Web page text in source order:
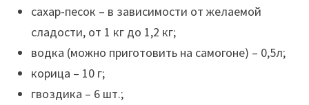
сахар-песок – в зависимости от желаемой
сладости, от 1 кг до 1,2 кг;
водка (можно приготовить на самогоне) – 0,5л;
корица – 10 г;
гвоздика – 6 шт.;